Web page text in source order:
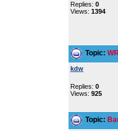
Replies: 0
Views: 1394
Topic:
kdw
Replies: 0
Views: 925
Topic: